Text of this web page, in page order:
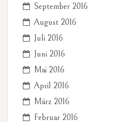
September 2016
August 2016
Juli 2016
Juni 2016
Mai 2016
April 2016
März 2016
Februar 2016